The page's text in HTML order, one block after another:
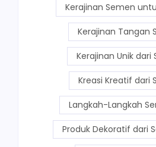
Kerajinan Semen
Kerajinan Tangan
Kerajinan Unik dari
Kreasi Kreatif dari
Langkah-Langkah
Produk Dekoratif dari